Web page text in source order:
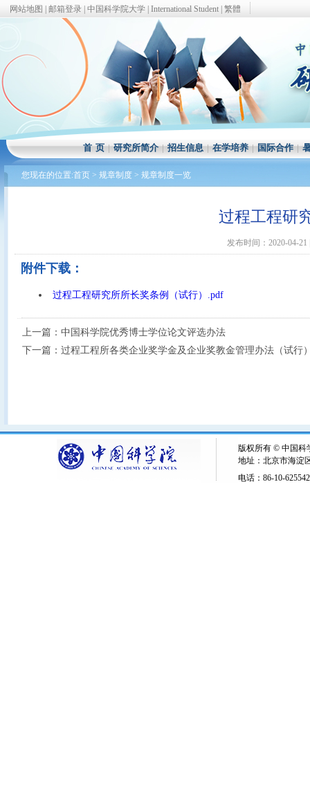
网站地图 邮箱登录 中国科学院大学 International Student 繁體
首 页|研究所简介|招生信息|在学培养|国际合作|
您现在的位置:首页 > 规章制度 > 规章制度一览
过程工程研
发布时间：2020-04-21
附件下载：
过程工程研究所所长奖条例（试行）.pdf
上一篇： 中国科学院优秀博士学位论文评选办法
下一篇： 过程工程所各类企业奖学金及企业奖教金管理办法（试行
版权所有 © 中国
地址：北京市海淀
电话：86-10-